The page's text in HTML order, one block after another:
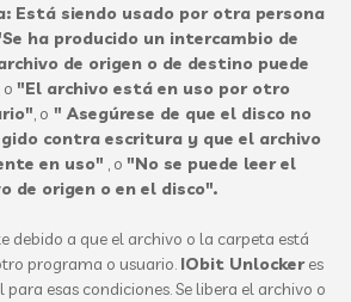
Está siendo usado por otra persona
ha producido un intercambio de
de origen o de destino puede
, o "El archivo está en uso por otro
, o " Asegúrese de que el disco no
contra escritura y que el archivo
en uso" , o "No se puede leer el
de origen o en el disco".
debido a que el archivo o la carpeta está
programa o usuario. IObit Unlockeres
esas condiciones. Se libera el archivo o